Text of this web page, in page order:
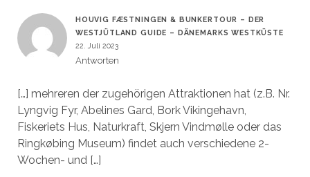
HOUVIG FÆSTNINGEN & BUNKERTOUR – DER
WESTJÜTLAND GUIDE – DÄNEMARKS WESTKÜSTE
22. Juli 2023
Antworten
[…] mehreren der zugehörigen Attraktionen hat (z.B. Nr.
Lyngvig Fyr, Abelines Gard, Bork Vikingehavn,
Fiskeriets Hus, Naturkraft, Skjern Vindmølle oder das
Ringkøbing Museum) findet auch verschiedene 2-
Wochen- und […]